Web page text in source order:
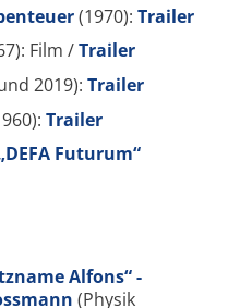
(1970): Trailer
Film /Trailer
2019): Trailer
Trailer
Futurum“
Alfons“ -
(Physik